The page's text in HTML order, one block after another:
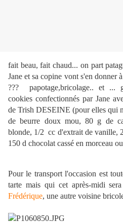
fait beau, fait chaud... on part
Jane et sa copine vont s'en donner
??? papotage,bricolage.. et ...
cookies confectionnés par Jane
de Trish DESEINE (pour elles qui
de beurre doux mou, 80 g de
blonde, 1/2 cc d'extrait de vanille,
150 d chocolat cassé en morceau
Pour le transport l'occasion est
tarte mais qui cet après-midi
Frédérique, une autre voisine